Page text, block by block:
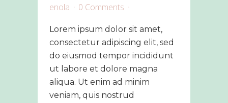
enola
0 Comments
Lorem ipsum dolor sit amet,
consectetur adipiscing elit, sed
do eiusmod tempor incididunt
ut labore et dolore magna
aliqua. Ut enim ad minim
veniam, quis nostrud